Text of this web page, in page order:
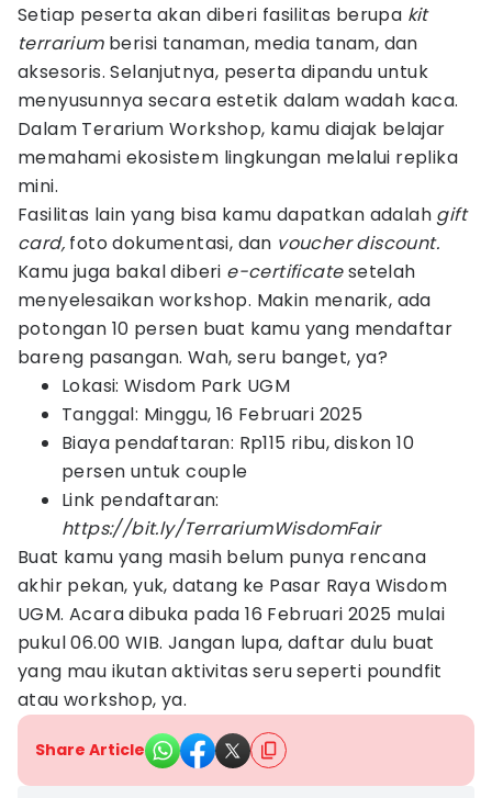
Setiap peserta akan diberi fasilitas berupa kit
terrariumberisi tanaman, media tanam, dan
aksesoris. Selanjutnya, peserta dipandu untuk
menyusunnya secara estetik dalam wadah kaca.
Dalam Terarium Workshop, kamu diajak belajar
memahami ekosistem lingkungan melalui replika
mini.
Fasilitas lain yang bisa kamu dapatkan adalah gift
card, foto dokumentasi, dan voucher discount.
Kamu juga bakal diberi e-certificatesetelah
menyelesaikan workshop. Makin menarik, ada
potongan 10 persen buat kamu yang mendaftar
bareng pasangan. Wah, seru banget, ya?
Lokasi: Wisdom Park UGM
Tanggal: Minggu, 16 Februari 2025
Biaya pendaftaran: Rp115 ribu, diskon 10
persen untuk couple
Link pendaftaran:
https://bit.ly/TerrariumWisdomFair
Buat kamu yang masih belum punya rencana
akhir pekan, yuk, datang ke Pasar Raya Wisdom
UGM. Acara dibuka pada 16 Februari 2025 mulai
pukul 06.00 WIB. Jangan lupa, daftar dulu buat
yang mau ikutan aktivitas seru seperti poundfit
atau workshop, ya.
Share Article